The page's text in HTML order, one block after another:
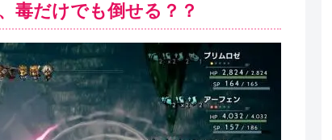
毒だけでも倒せる？？